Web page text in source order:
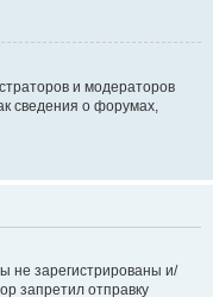
и модераторов
сведения о форумах,
не зарегистрированы и/
запретил отправку